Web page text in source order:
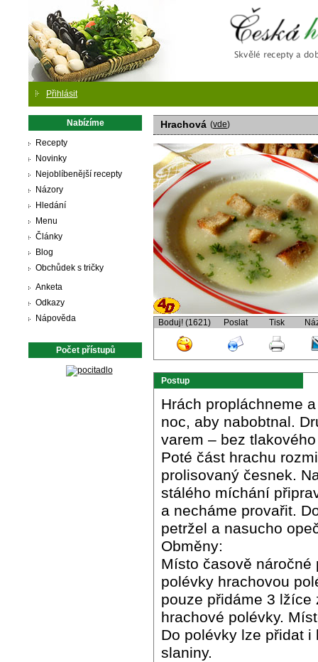
Přihlásit
Nabízíme
Recepty
Novinky
Nejoblíbenější recepty
Názory
Hledání
Menu
Články
Blog
Obchůdek s tričky
Anketa
Odkazy
Nápověda
Počet přístupů
Hrachová (vde)
Boduj! (1621) Poslat Tisk
Postup
Hrách propláchneme
noc, aby nabobtnal.
varem – bez
Poté část hrachu
prolisovaný česnek.
stálého míchání
a necháme provařit.
petržel a nasucho
Obměny:
Místo časově
polévky hrachovou
pouze přidáme 3
hrachové polévky.
Do polévky lze přidat
slaniny.